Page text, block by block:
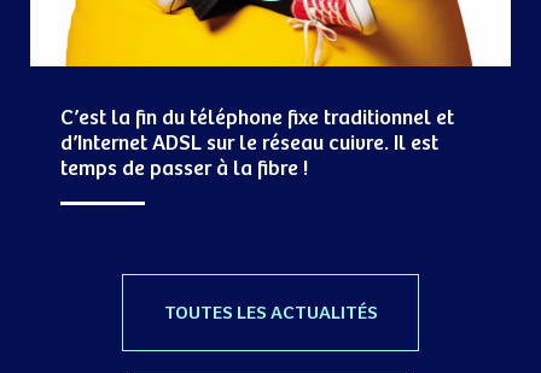
C’est la fin du téléphone fixe traditionnel et
d’Internet ADSL sur le réseau cuivre. Il est
temps de passer à la fibre !
TOUTES LES ACTUALITÉS